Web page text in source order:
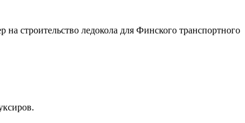
строительство ледокола для Финского транспортного